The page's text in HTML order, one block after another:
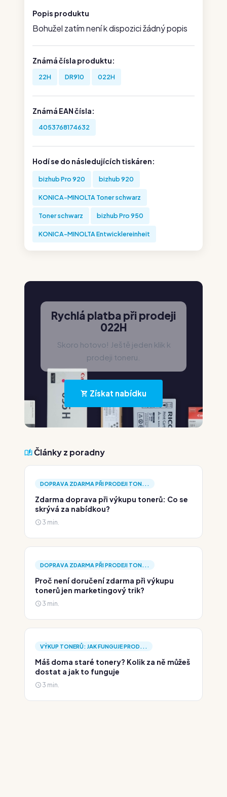
Popis produktu
Bohužel zatím není k dispozici žádný popis
Známá čísla produktu:
22H DR910 022H
Známá EAN čísla:
4053768174632
Hodí se do následujících tiskáren:
bizhub Pro 920 bizhub 920
KONICA-MINOLTA Toner schwarz
Toner schwarz bizhub Pro 950
KONICA-MINOLTA Entwicklereinheit
Rychlá platba při prodeji
022H
Skoro hotovo! Ještě jeden klik k
prodeji toneru.
Získat nabídku
Články z poradny
DOPRAVA ZDARMA PŘI PRODEJI TON...
Zdarma doprava při výkupu tonerů: Co se
skrývá za nabídkou?
3 min.
DOPRAVA ZDARMA PŘI PRODEJI TON...
Proč není doručení zdarma při výkupu
tonerů jen marketingový trik?
3 min.
VÝKUP TONERŮ: JAK FUNGUJE PROD...
Máš doma staré tonery? Kolik za ně můžeš
dostat a jak to funguje
3 min.